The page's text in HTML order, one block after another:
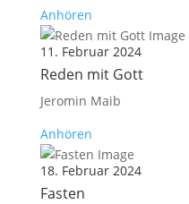
Anhören
11. Februar 2024
Reden mit Gott
Jeromin Maib
Anhören
18. Februar 2024
Fasten